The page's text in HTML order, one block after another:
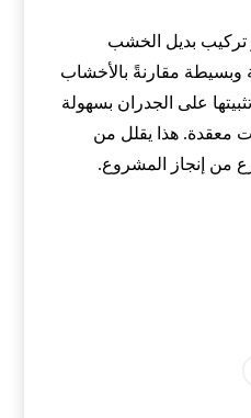
تركيب بديل الخشب
وبسيطة مقارنةً بالأخشاب
على الجدران بسهولة
معقدة. هذا يقلل من
من إنجاز المشروع.